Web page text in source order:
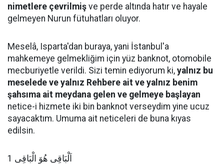
nimetlere çevrilmiş ve perde altında hatır ve hayale
gelmeyen Nurun fütuhatları oluyor.
Meselâ, Isparta'dan buraya, yani İstanbul'a
mahkemeye gelmekliğim için yüz banknot, otomobile
mecburiyetle verildi. Sizi temin ediyorum ki, yalnız bu
meselede ve yalnız Rehbere ait ve yalnız benim
şahsıma ait meydana gelen ve gelmeye başlayan
netice-i hizmete iki bin banknot verseydim yine ucuz
sayacaktım. Umuma ait neticeleri de buna kıyas
edilsin.
اَلْبَاقِى هُوَ الْبَاقِى 1